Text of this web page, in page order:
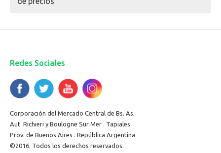
Redes Sociales
Corporación del Mercado Central de Bs. As.
Aut. Richieri y Boulogne Sur Mer . Tapiales
Prov. de Buenos Aires . República Argentina
©2016. Todos los derechos reservados.